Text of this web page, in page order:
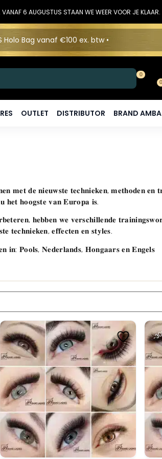
6 AUGUSTUS STAAN WE WEER VOOR JE KLAAR.
Holo Bag vanaf €100 ex. btw •
0
OUTLET DISTRIBUTOR BRAND
𝐦𝐞𝐭 𝐝𝐞 𝐧𝐢𝐞𝐮𝐰𝐬𝐭𝐞 𝐭𝐞𝐜𝐡𝐧𝐢𝐞𝐤𝐞𝐧, 𝐦𝐞𝐭𝐡𝐨𝐝𝐞𝐧 𝐞𝐧
𝐡𝐞𝐭 𝐡𝐨𝐨𝐠𝐬𝐭𝐞 𝐯𝐚𝐧 𝐄𝐮𝐫𝐨𝐩𝐚 𝐢𝐬.
𝐡𝐞𝐛𝐛𝐞𝐧 𝐰𝐞 𝐯𝐞𝐫𝐬𝐜𝐡𝐢𝐥𝐥𝐞𝐧𝐝𝐞
𝐞𝐟𝐟𝐞𝐜𝐭𝐞𝐧 𝐞𝐧 𝐬𝐭𝐲𝐥𝐞𝐬.
𝐢𝐧: 𝐏𝐨𝐨𝐥𝐬, 𝐍𝐞𝐝𝐞𝐫𝐥𝐚𝐧𝐝𝐬, 𝐇𝐨𝐧𝐠𝐚𝐚𝐫𝐬 𝐞𝐧 𝐄𝐧𝐠𝐞𝐥𝐬
-